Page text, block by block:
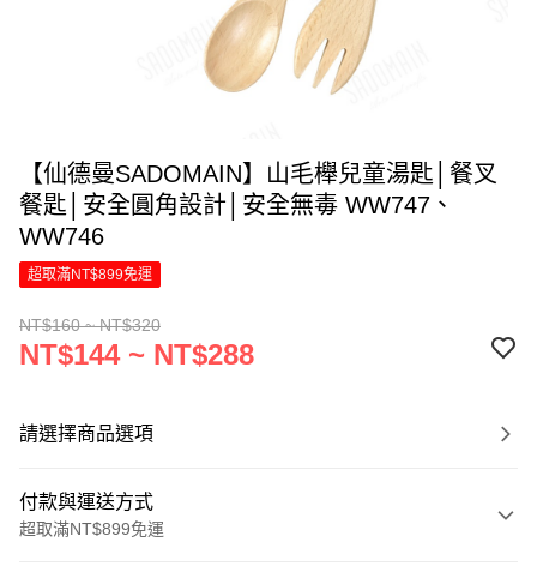
【仙德曼SADOMAIN】山毛櫸兒童湯匙│餐叉
餐匙│安全圓角設計│安全無毒 WW747、
WW746
超取滿NT$899免運
NT$160 ~ NT$320
NT$144 ~ NT$288
請選擇商品選項
付款與運送方式
超取滿NT$899免運